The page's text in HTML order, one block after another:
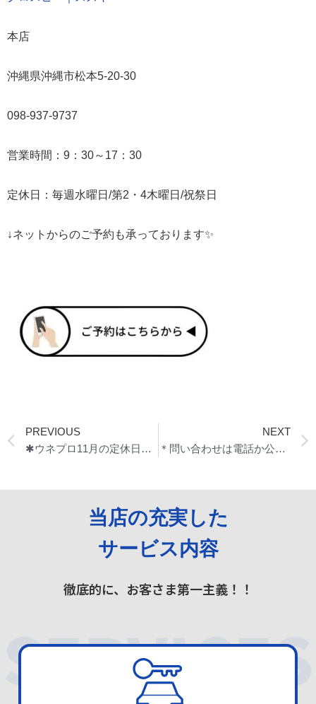
本店
沖縄県沖縄市松本5-20-30
098-937-9737
営業時間：9：30～17：30
定休日：毎週水曜日/第2・4木曜日/祝祭日
↓ネットからのご予約も承っております✨
Prev
PREVIOUS
✱ウネプロ11月の定休日のご案内✱
NEXT
＊問い合わせは電話か公式LINEからで＊
当店の充実した
サービス内容
SERVICES
徹底的に、お客さま第一主義！！